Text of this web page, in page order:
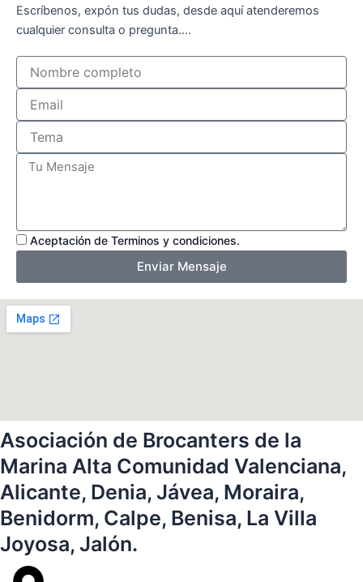
Escríbenos, expón tus dudas, desde aquí atenderemos
cualquier consulta o pregunta….
Nombre
Email
Tema
Mensaje
Mensaje
Aceptación de Terminos y condiciones.
Enviar Mensaje
Asociación de Brocanters de la
Marina Alta Comunidad Valenciana,
Alicante, Denia, Jávea, Moraira,
Benidorm, Calpe, Benisa, La Villa
Joyosa, Jalón.